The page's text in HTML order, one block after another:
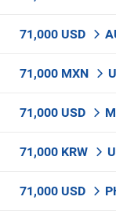
71,000 USD
71,000 MXN
71,000 USD
71,000 KRW
71,000 USD